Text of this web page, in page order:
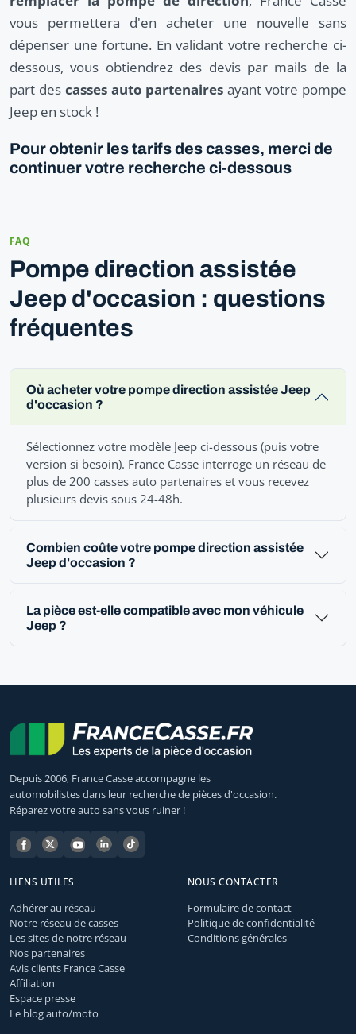
vous permettera d'en acheter une nouvelle sans
dépenser une fortune. En validant votre recherche ci-
dessous, vous obtiendrez des devis par mails de la
part des casses auto partenaires ayant votre pompe
Jeep en stock !
Pour obtenir les tarifs des casses, merci de
continuer votre recherche ci-dessous
FAQ
Pompe direction assistée
Jeep d'occasion : questions
fréquentes
Où acheter votre pompe direction assistée Jeep
d'occasion ?
Sélectionnez votre modèle Jeep ci-dessous (puis votre
version si besoin). France Casse interroge un réseau de
plus de 200 casses auto partenaires et vous recevez
plusieurs devis sous 24-48h.
Combien coûte votre pompe direction assistée
Jeep d'occasion ?
La pièce est-elle compatible avec mon véhicule
Jeep ?
Depuis 2006, France Casse accompagne les
automobilistes dans leur recherche de pièces d'occasion.
Réparez votre auto sans vous ruiner !
LIENS UTILES
Adhérer au réseau
Notre réseau de casses
Les sites de notre réseau
Nos partenaires
Avis clients France Casse
Affiliation
Espace presse
Le blog auto/moto
NOUS CONTACTER
Formulaire de contact
Politique de confidentialité
Conditions générales